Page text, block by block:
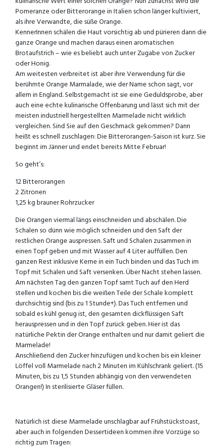
Pomeranze oder Bitterorange in Italien schon länger kultiviert,
als ihre Verwandte, die süße Orange.
KennerInnen schälen die Haut vorsichtig ab und pürieren dann die
ganze Orange und machen daraus einen aromatischen
Brotaufstrich – wie es beliebt auch unter Zugabe von Zucker
oder Honig.
Am weitesten verbreitet ist aber ihre Verwendung für die
berühmte Orange Marmalade, wie der Name schon sagt, vor
allem in England. Selbstgemacht ist sie eine Geduldsprobe, aber
auch eine echte kulinarische Offenbarung und lässt sich mit der
meisten industriell hergestellten Marmelade nicht wirklich
vergleichen. Sind Sie auf den Geschmack gekommen? Dann
heißt es schnell zuschlagen: Die Bitterorangen-Saison ist kurz. Sie
beginnt im Jänner und endet bereits Mitte Februar!
So geht’s:
12 Bitterorangen
2 Zitronen
1,25 kg brauner Rohrzucker
Die Orangen viermal längs einschneiden und abschälen. Die
Schalen so dünn wie möglich schneiden und den Saft der
restlichen Orange auspressen. Saft und Schalen zusammen in
einen Topf geben und mit Wasser auf 4 Liter auffüllen. Den
ganzen Rest inklusive Kerne in ein Tuch binden und das Tuch im
Topf mit Schalen und Saft versenken. Über Nacht stehen lassen.
Am nächsten Tag den ganzen Topf samt Tuch auf den Herd
stellen und kochen bis die weißen Teile der Schale komplett
durchsichtig sind (bis zu 1 Stunde+). Das Tuch entfernen und
sobald es kühl genug ist, den gesamten dickflüssigen Saft
herauspressen und in den Topf zurück geben. Hier ist das
natürliche Pektin der Orange enthalten und nur damit geliert die
Marmelade!
Anschließend den Zucker hinzufügen und kochen bis ein kleiner
Löffel voll Marmelade nach 2 Minuten im Kühlschrank geliert. (15
Minuten, bis zu 1,5 Stunden abhängig von den verwendeten
Orangen!) In sterilisierte Gläser füllen.
Natürlich ist diese Marmelade unschlagbar auf Frühstückstoast,
aber auch in folgenden Dessertideen kommen ihre Vorzüge so
richtig zum Tragen: